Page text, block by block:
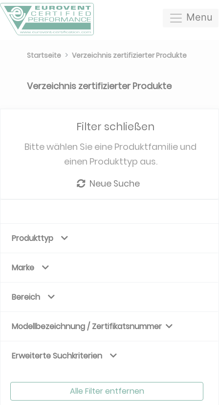
Menu
Startseite Verzeichnis zertifizierter Produkte
Verzeichnis zertifizierter Produkte
Filter schließen
Bitte wählen Sie eine Produktfamilie und
einen Produkttyp aus.
Neue Suche
Produkttyp
Marke
Bereich
Modellbezeichnung / Zertifikatsnummer
Erweiterte Suchkriterien
Alle Filter entfernen